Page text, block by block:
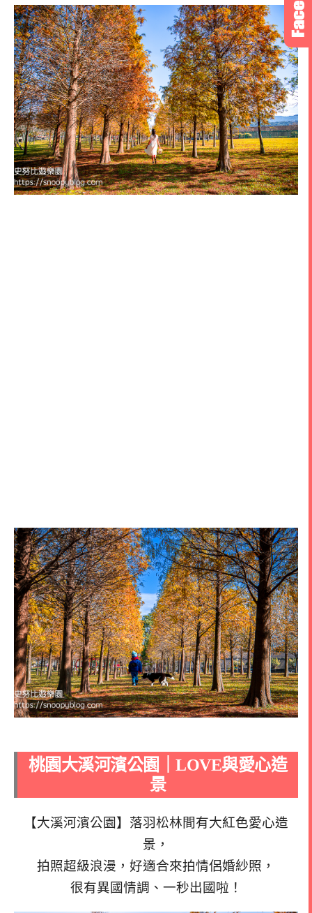
桃園大溪河濱公園｜LOVE與愛心造
景
【大溪河濱公園】落羽松林間有大紅色愛心造
景，
拍照超級浪漫，好適合來拍情侶婚紗照，
很有異國情調、一秒出國啦！